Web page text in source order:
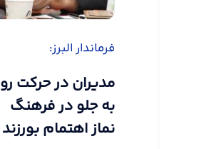
فرماندار البرز:
مدیران در حرکت رو
به جلو در فرهنگ
نماز اهتمام بورزند